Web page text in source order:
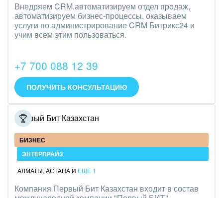
Внедряем CRM,автоматизируем отдел продаж,
автоматизируем бизнес-процессы, оказываем
услуги по администрирование CRM Битрикс24 и
учим всем этим пользоваться.
+7 700 088 12 39
ПОЛУЧИТЬ КОНСУЛЬТАЦИЮ
Первый Бит Казахстан
БИЗНЕС
ЭНТЕРПРАЙЗ
АЛМАТЫ, АСТАНА И ЕЩЕ 1
Компания Первый Бит Казахстан входит в состав